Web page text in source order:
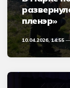
пленэр»
10.04.2026, 14:55